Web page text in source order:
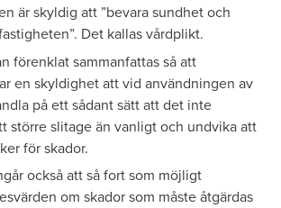
är skyldig att ”bevara sundhet och
Det kallas vårdplikt.
förenklat sammanfattas så att
en skyldighet att vid användningen av
på ett sådant sätt att det inte
större slitage än vanligt och undvika att
för skador.
också att så fort som möjligt
om skador som måste åtgärdas